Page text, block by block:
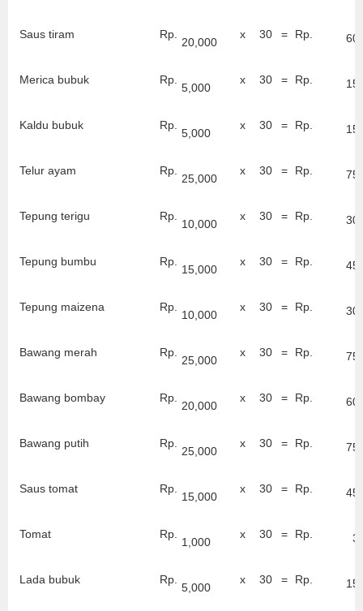
Saus tiram Rp.
20,000
x 30 = Rp.
Merica bubuk Rp.
5,000
x 30 = Rp.
Kaldu bubuk Rp.
5,000
x 30 = Rp.
Telur ayam Rp.
25,000
x 30 = Rp.
Tepung terigu Rp.
10,000
x 30 = Rp.
Tepung bumbu Rp.
15,000
x 30 = Rp.
Tepung maizena Rp.
10,000
x 30 = Rp.
Bawang merah Rp.
25,000
x 30 = Rp.
Bawang bombay Rp.
20,000
x 30 = Rp.
Bawang putih Rp.
25,000
x 30 = Rp.
Saus tomat Rp.
15,000
x 30 = Rp.
Tomat Rp.
1,000
x 30 = Rp.
Lada bubuk Rp.
5,000
x 30 = Rp.